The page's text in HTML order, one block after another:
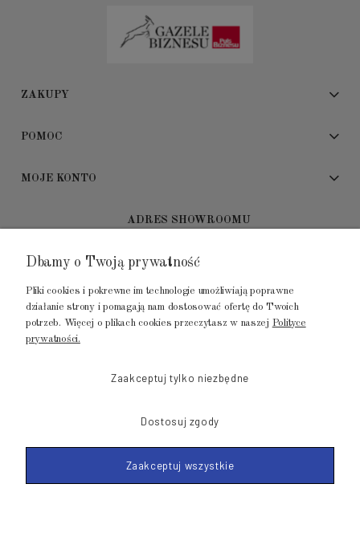
ZAKUPY
POMOC
MOJE KONTO
ADRES SHOWROOMU
GALERIA METROPOLIA
80-452 Gdańsk
© 2011-2026 LuksusowySen.pl
Dbamy o Twoją prywatność
Pliki cookies i pokrewne im technologie umożliwiają poprawne
działanie strony i pomagają nam dostosować ofertę do Twoich
potrzeb. Więcej o plikach cookies przeczytasz w naszej Polityce
prywatności.
Zaakceptuj tylko niezbędne
Dostosuj zgody
Zaakceptuj wszystkie